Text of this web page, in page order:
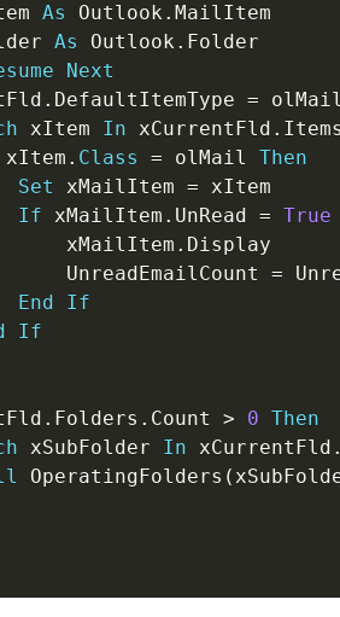
As Outlook .
As Outlook .
Next
. DefaultItemType =
xItem In xCurrentFld . Items
xItem . Class = olMail Then
Set xMailItem = xItem
If xMailItem . UnRead = True
xMailItem
. Display
UnreadEmailCount
=
End
If
If
. Folders . Count > 0 Then
xSubFolder In xCurrentFld .
OperatingFolders (